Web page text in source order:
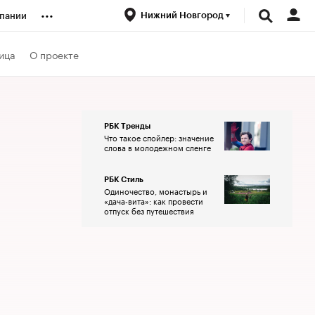
... Нижний Новгород
О проекте
РБК Тренды
Что такое спойлер: значение
слова в молодежном сленге
РБК Стиль
Одиночество, монастырь и
«дача-вита»: как провести
отпуск без путешествия